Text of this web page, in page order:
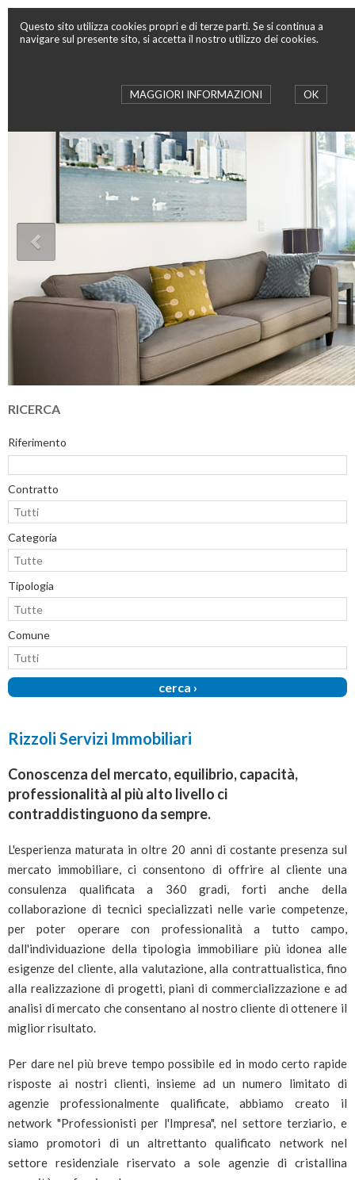
Questo sito utilizza cookies propri e di terze parti. Se si continua a
navigare sul presente sito, si accetta il nostro utilizzo dei cookies.
MAGGIORI INFORMAZIONI OK
RICERCA
Riferimento
Contratto
Categoria
Tipologia
Comune
cerca ›
Rizzoli Servizi Immobiliari
Conoscenza del mercato, equilibrio, capacità,
professionalità al più alto livello ci
contraddistinguono da sempre.
L'esperienza maturata in oltre 20 anni di costante presenza sul
mercato immobiliare, ci consentono di offrire al cliente una
consulenza qualificata a 360 gradi, forti anche della
collaborazione di tecnici specializzati nelle varie competenze,
per poter operare con professionalità a tutto campo,
dall'individuazione della tipologia immobiliare più idonea alle
esigenze del cliente, alla valutazione, alla contrattualistica, fino
alla realizzazione di progetti, piani di commercializzazione e ad
analisi di mercato che consentano al nostro cliente di ottenere il
miglior risultato.
Per dare nel più breve tempo possibile ed in modo certo rapide
risposte ai nostri clienti, insieme ad un numero limitato di
agenzie professionalmente qualificate, abbiamo creato il
network "Professionisti per l'Impresa", nel settore terziario, e
siamo promotori di un altrettanto qualificato network nel
settore residenziale riservato a sole agenzie di cristallina